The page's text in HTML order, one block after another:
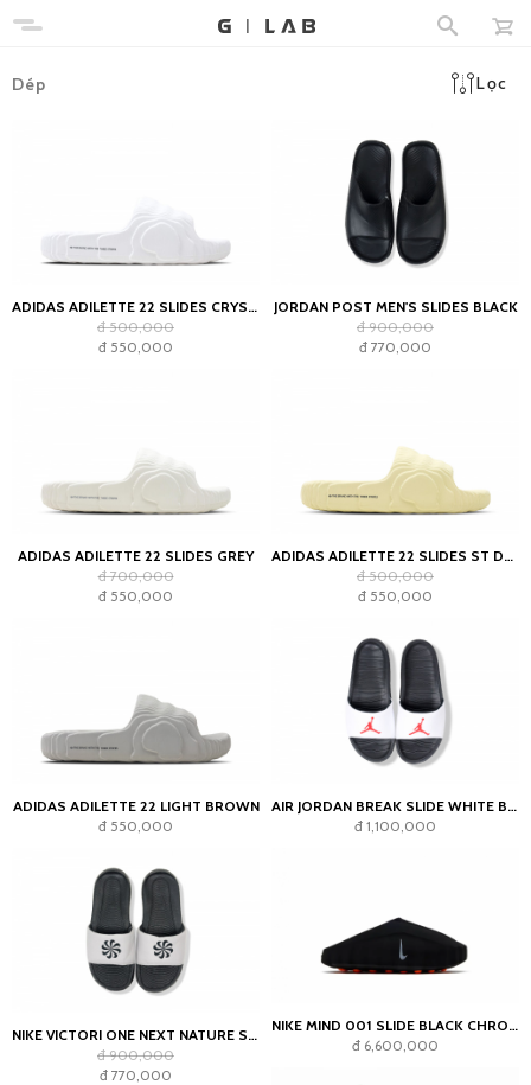
Dép Lọc
ADIDAS ADILETTE 22 SLIDES CRYSTAL WHITE
đ 500,000
đ 550,000
JORDAN POST MEN'S SLIDES BLACK
đ 900,000
đ 770,000
ADIDAS ADILETTE 22 SLIDES GREY
đ 700,000
đ 550,000
ADIDAS ADILETTE 22 SLIDES ST DESERT SAND
đ 500,000
đ 550,000
ADIDAS ADILETTE 22 LIGHT BROWN
đ 550,000
AIR JORDAN BREAK SLIDE WHITE BLACK
đ 1,100,000
NIKE VICTORI ONE NEXT NATURE SLIDES BLACK WHITE
đ 900,000
đ 770,000
NIKE MIND 001 SLIDE BLACK CHROME
đ 6,600,000